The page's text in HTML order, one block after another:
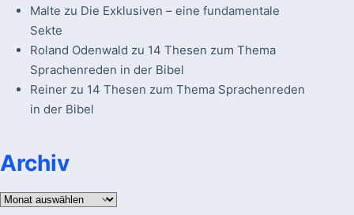
Malte zu Die Exklusiven – eine fundamentale
Sekte
Roland Odenwald zu 14 Thesen zum Thema
Sprachenreden in der Bibel
Reinerzu 14 Thesen zum Thema Sprachenreden
in der Bibel
Archiv
Archiv